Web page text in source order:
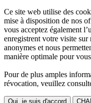
Ce site web utilise des
mise à disposition de nos
vous acceptez également
enregistrent votre visite sur
anonymes et nous
manière optimale pour
Pour de plus amples
révocation, veuillez
Oui, je suis d'accord